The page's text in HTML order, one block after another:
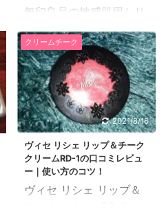
無印良品の敏感肌用シリ
ーズはしっとりや高保湿
など、タイプ別に細かく
分かれているので自分の
肌質と使用感の好みでえ
らぶことができます。 今
日の記事で紹介している
口コミレビューは、無印
乳液・敏感肌用高保湿タ
イプの方で、しっとりタ
イプよりも保湿力が高い
乳液です。 無印良品 乳
クリームチーク
2021/8/16
ヴィセ リシェ リップ＆チーク
クリームRD-1の口コミレビュ
ー｜使い方のコツ！
ヴィセ リシェ リップ＆